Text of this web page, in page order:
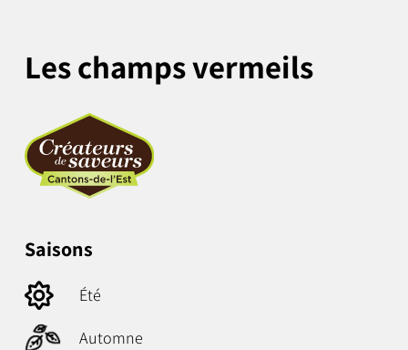
Les champs vermeils
Saisons
Été
Automne